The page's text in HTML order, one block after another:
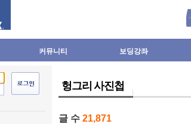
커뮤니티 보딩강좌
헝그리 사진첩
글 수 21,871